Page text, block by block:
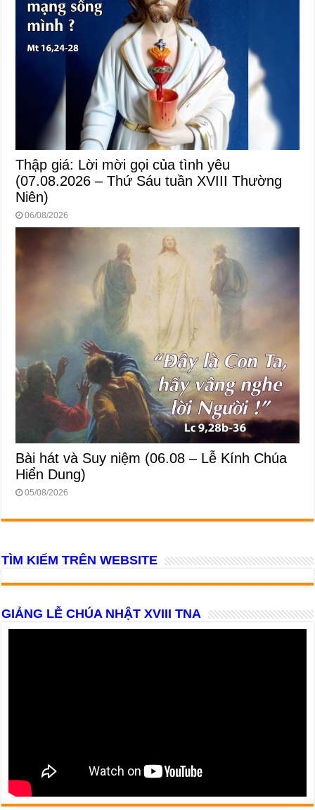
Thập giá: Lời mời gọi của tình yêu
(07.08.2026 – Thứ Sáu tuần XVIII Thường
Niên)
06/08/2026
Bài hát và Suy niệm (06.08 – Lễ Kính Chúa
Hiển Dung)
05/08/2026
TÌM KIẾM TRÊN WEBSITE
GIẢNG LỄ CHÚA NHẬT XVIII TNA